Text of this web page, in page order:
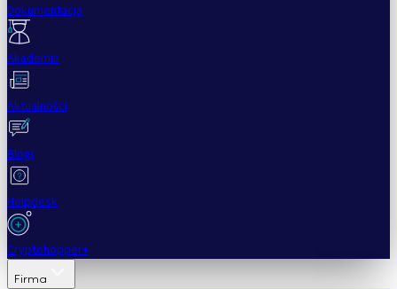
Dokumentacja
Akademia
Aktualności
Blogi
Helpdesk
Cryptohopper+
Firma